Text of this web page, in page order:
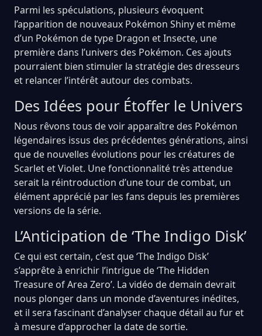
Parmi les spéculations, plusieurs évoquent
l’apparition de nouveaux Pokémon Shiny et même
d’un Pokémon de type Dragon et Insecte, une
première dans l’univers des Pokémon. Ces ajouts
pourraient bien stimuler la stratégie des dresseurs
et relancer l’intérêt autour des combats.
Des Idées pour Étoffer le Univers
Nous rêvons tous de voir apparaître des Pokémon
légendaires issus des précédentes générations, ainsi
que de nouvelles évolutions pour les créatures de
Scarlet et Violet. Une fonctionnalité très attendue
serait la réintroduction d’une tour de combat, un
élément apprécié par les fans depuis les premières
versions de la série.
L’Anticipation de ‘The Indigo Disk’
Ce qui est certain, c’est que ‘The Indigo Disk’
s’apprête à enrichir l’intrigue de ‘The Hidden
Treasure of Area Zero’. La vidéo de demain devrait
nous plonger dans un monde d’aventures inédites,
et il sera fascinant d’analyser chaque détail au fur et
à mesure d’approcher la date de sortie.